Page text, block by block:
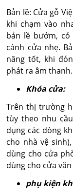
Bản lề: Cửa gỗ
khi chạm vào
bản lề bướm,
cánh cửa nhẹ.
năng tốt, khi
phát ra âm thanh.
Khóa cửa:
Trên thị trường
tùy theo nhu
dụng các dòng
cho nhà vệ
dùng cho cửa
dùng cho cửa
phụ kiện